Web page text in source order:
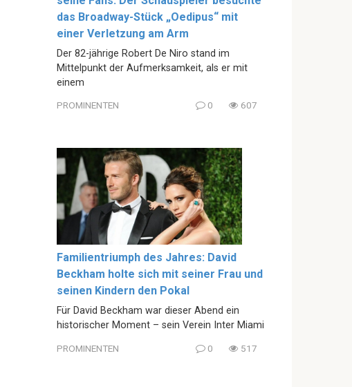
das Broadway-Stück „Oedipus“ mit
einer Verletzung am Arm
Der 82-jährige Robert De Niro stand im
Mittelpunkt der Aufmerksamkeit, als er mit
einem
PROMINENTEN 0 607
Familientriumph des Jahres: David
Beckham holte sich mit seiner Frau und
seinen Kindern den Pokal
Für David Beckham war dieser Abend ein
historischer Moment – sein Verein Inter Miami
PROMINENTEN 0 517